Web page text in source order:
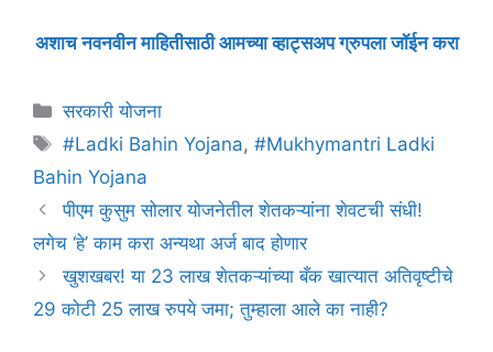
अशाच नवनवीन माहितीसाठी आमच्या व्हाट्सअप ग्रुपला जॉईन करा
Categories
सरकारी योजना
Tags
#Ladki Bahin Yojana,#Mukhymantri Ladki
Bahin Yojana
पीएम कुसुम सोलार योजनेतील शेतकऱ्यांना शेवटची संधी!
लगेच ‘हे’ काम करा अन्यथा अर्ज बाद होणार
खुशखबर! या 23 लाख शेतकऱ्यांच्या बँक खात्यात अतिवृष्टीचे
29 कोटी 25 लाख रुपये जमा; तुम्हाला आले का नाही?